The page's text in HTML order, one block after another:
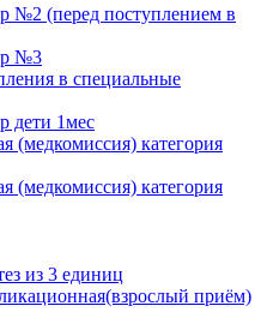
№2 (перед поступлением в
№3
в специальные
дети 1мес
(медкомиссия) категория
(медкомиссия) категория
из 3 единиц
приём)